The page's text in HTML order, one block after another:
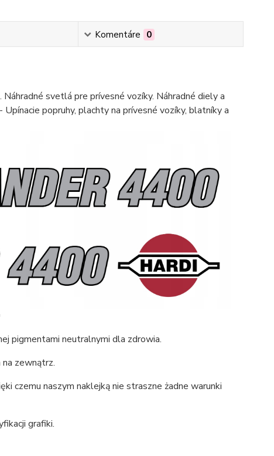
Komentáre 0
svetlá pre prívesné vozíky. Náhradné diely a
popruhy, plachty na prívesné vozíky, blatníky a
pigmentami neutralnymi dla zdrowia.
zewnątrz.
czemu naszym naklejką nie straszne żadne warunki
grafiki.